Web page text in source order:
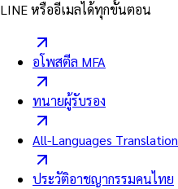
LINE หรืออีเมลได้ทุกขั้นตอน
อโพสตีล MFA
ทนายผู้รับรอง
All-Languages Translation
ประวัติอาชญากรรมคนไทย